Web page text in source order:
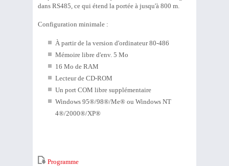
dans RS485, ce qui étend la portée à jusqu'à 800 m.
Configuration minimale :
À partir de la version d'ordinateur 80-486
Mémoire libre d'env. 5 Mo
16 Mo de RAM
Lecteur de CD-ROM
Un port COM libre supplémentaire
Windows 95®/98®/Me® ou Windows NT
4®/2000®/XP®
Programme